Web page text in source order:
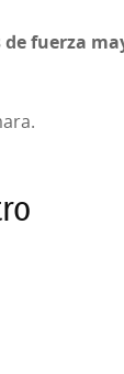
fuerza